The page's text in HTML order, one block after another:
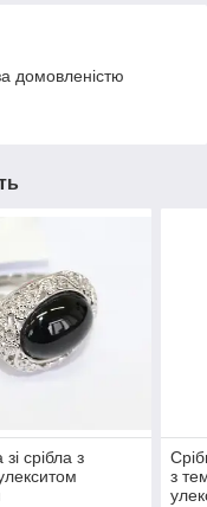
домовленістю
срібла з
з